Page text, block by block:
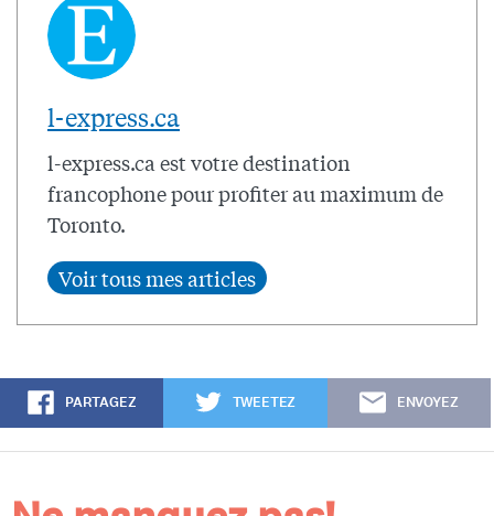
l-express.ca
l-express.ca est votre destination
francophone pour profiter au maximum de
Toronto.
PARTAGEZ TWEETEZ ENVOYEZ